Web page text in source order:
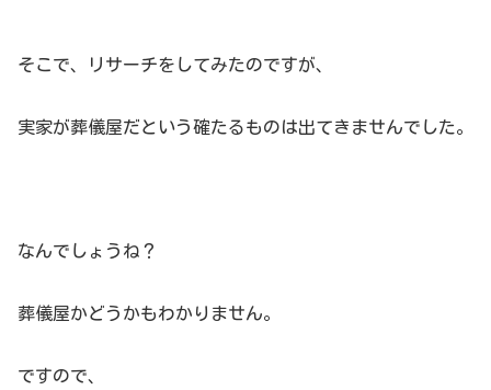
そこで、リサーチをしてみたのですが、
実家が葬儀屋だという確たるものは出てきませんでした。
なんでしょうね？
葬儀屋かどうかもわかりません。
ですので、